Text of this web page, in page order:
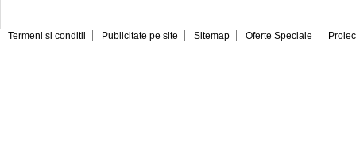
Termeni si conditii Publicitate pe site Sitemap Oferte Speciale